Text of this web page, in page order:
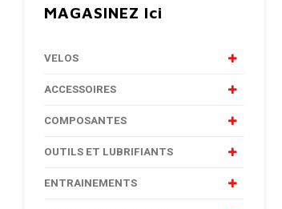
MAGASINEZ Ici
VELOS
ACCESSOIRES
COMPOSANTES
OUTILS ET LUBRIFIANTS
ENTRAINEMENTS